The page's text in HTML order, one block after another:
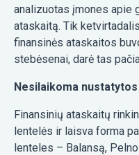
analizuotas įmones apie
ataskaitą. Tik
finansinės ataskaitos
stebėsenai, darė tas
Nesilaikoma
Finansinių ataskaitų
lentelės ir laisva forma
lenteles – Balansą,